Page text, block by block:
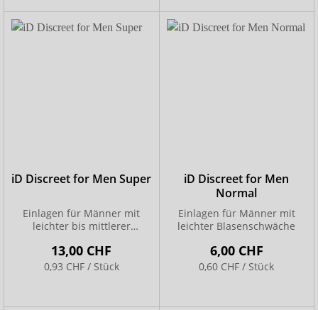
iD Discreet for Men Super
Einlagen für Männer mit
leichter bis mittlerer
13,00 CHF
0,93 CHF / Stück
iD Discreet for Men
Normal
Einlagen für Männer mit
leichter Blasenschwäche
6,00 CHF
0,60 CHF / Stück